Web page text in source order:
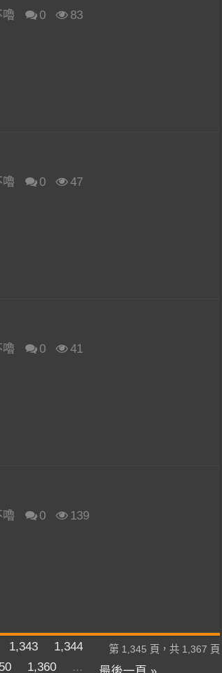
嚕 0 83
嚕 0 47
嚕 0
41
嚕 0
139
第 1,345 頁，共 1,367 頁
1,343
1,344
1,360 ...